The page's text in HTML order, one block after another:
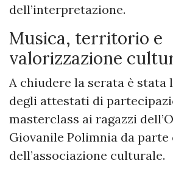
dell’interpretazione.
Musica, territorio e
valorizzazione
A chiudere la serata è stata
degli attestati di
masterclass ai ragazzi
Giovanile Polimnia da parte
dell’associazione culturale.